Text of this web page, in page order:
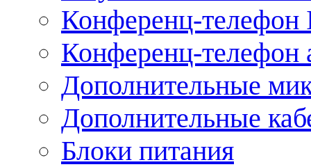
Конференц-телефон
Конференц-телефон
Дополнительные
Дополнительные
Блоки питания